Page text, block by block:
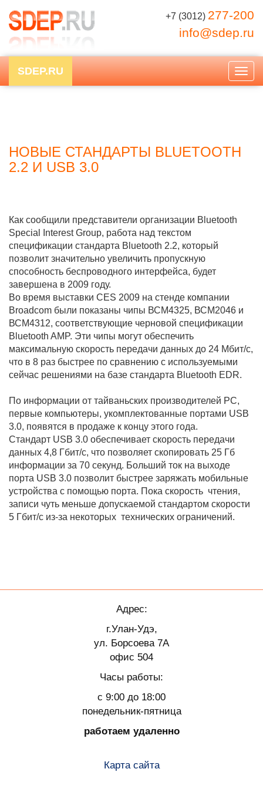
+7 (3012) 277-200
info@sdep.ru
SDEP.RU
НОВЫЕ СТАНДАРТЫ BLUETOOTH
2.2 И USB 3.0
Как сообщили представители организации Bluetooth
Special Interest Group, работа над текстом
спецификации стандарта Bluetooth 2.2, который
позволит значительно увеличить пропускную
способность беспроводного интерфейса, будет
завершена в 2009 году.
Во время выставки CES 2009 на стенде компании
Broadcom были показаны чипы ВСМ4325, ВСМ2046 и
ВСМ4312, соответствующие черновой спецификации
Bluetooth AMP. Эти чипы могут обеспечить
максимальную скорость передачи данных до 24 Мбит/с,
что в 8 раз быстрее по сравнению с используемыми
сейчас решениями на базе стандарта Bluetooth EDR.
По информации от тайваньских производителей PC,
первые компьютеры, укомплектованные портами USB
3.0, появятся в продаже к концу этого года.
Стандарт USB 3.0 обеспечивает скорость передачи
данных 4,8 Гбит/с, что позволяет скопировать 25 Гб
информации за 70 секунд. Больший ток на выходе
порта USB 3.0 позволит быстрее заряжать мобильные
устройства с помощью порта. Пока скорость чтения,
записи чуть меньше допускаемой стандартом скорости
5 Гбит/с из-за некоторых технических ограничений.
Адрес:
г.Улан-Удэ,
ул. Борсоева 7А
офис 504
Часы работы:
с 9:00 до 18:00
понедельник-пятница
работаем удаленно
Карта сайта